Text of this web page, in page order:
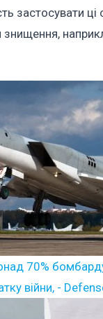
застосувати ці
70%
війни, -